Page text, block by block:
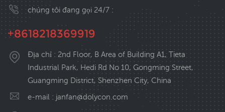
chúng tôi đang gọi 24/7 :
+8618218369919
Địa chỉ : 2nd Floor, B Area of Building A1, Tieta
Industrial Park, Hedi Rd No 10, Gongming Street,
Guangming District, Shenzhen City, China
e-mail : janfan@dolycon.com